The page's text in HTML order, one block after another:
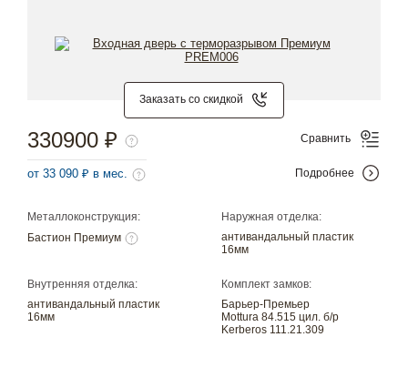
Заказать со скидкой
Металлоконструкция:
Бастион Премиум
Наружная отделка:
антивандальный пластик
16мм
Внутренняя отделка:
антивандальный пластик
16мм
Комплект замков:
Барьер-Премьер
Mottura 84.515 цил. б/р
Kerberos 111.21.309
330900 ₽
от 33 090 ₽ в мес.
Сравнить
Подробнее